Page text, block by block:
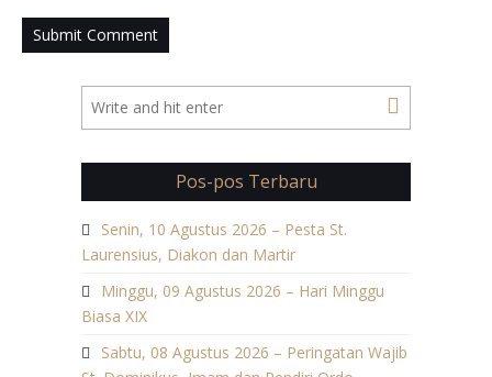
Pos-pos Terbaru
Senin, 10 Agustus 2026 – Pesta St.
Laurensius, Diakon dan Martir
Minggu, 09 Agustus 2026 – Hari Minggu
Biasa XIX
Sabtu, 08 Agustus 2026 – Peringatan Wajib